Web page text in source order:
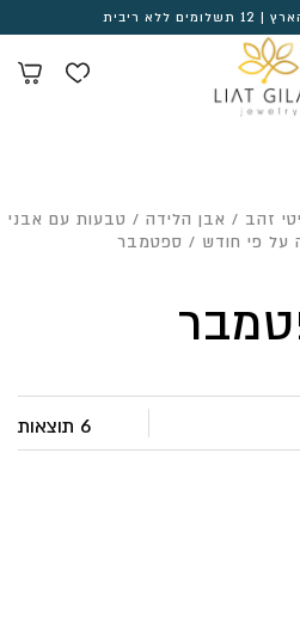
ריבית
זהב / אבן הלידה / טבעות עם אבני
על פי חודש / ספטמבר
6 תוצאות